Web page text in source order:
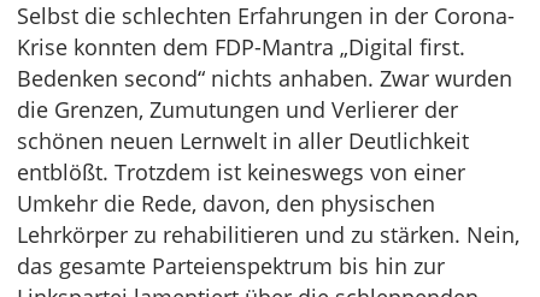
Selbst die schlechten Erfahrungen in der Corona-
Krise konnten dem FDP-Mantra „Digital first.
Bedenken second“ nichts anhaben. Zwar wurden
die Grenzen, Zumutungen und Verlierer der
schönen neuen Lernwelt in aller Deutlichkeit
entblößt. Trotzdem ist keineswegs von einer
Umkehr die Rede, davon, den physischen
Lehrkörper zu rehabilitieren und zu stärken. Nein,
das gesamte Parteienspektrum bis hin zur